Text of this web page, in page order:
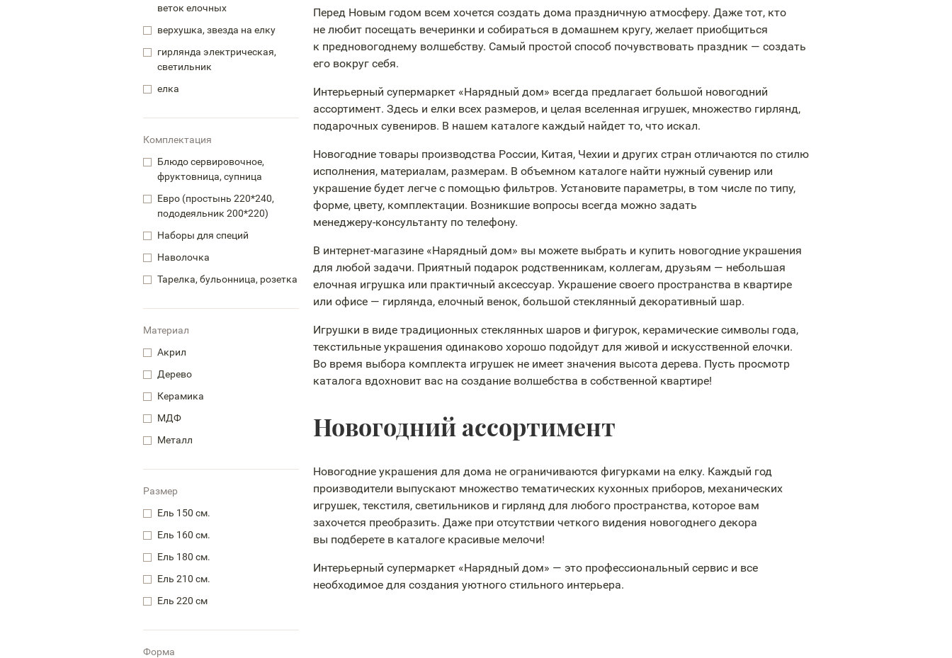
Перед Новым годом всем хочется создать дома праздничную атмосферу. Даже тот, кто
не любит посещать вечеринки и собираться в домашнем кругу, желает приобщиться
к предновогоднему волшебству. Самый простой способ почувствовать праздник — создать
его вокруг себя.
Интерьерный супермаркет «Нарядный дом» всегда предлагает большой новогодний
ассортимент. Здесь и елки всех размеров, и целая вселенная игрушек, множество гирлянд,
подарочных сувениров. В нашем каталоге каждый найдет то, что искал.
Новогодние товары производства России, Китая, Чехии и других стран отличаются по стилю
исполнения, материалам, размерам. В объемном каталоге найти нужный сувенир или
украшение будет легче с помощью фильтров. Установите параметры, в том числе по типу,
форме, цвету, комплектации. Возникшие вопросы всегда можно задать
менеджеру-консультанту по телефону.
В интернет-магазине «Нарядный дом» вы можете выбрать и купить новогодние украшения
для любой задачи. Приятный подарок родственникам, коллегам, друзьям — небольшая
елочная игрушка или практичный аксессуар. Украшение своего пространства в квартире
или офисе — гирлянда, елочный венок, большой стеклянный декоративный шар.
Игрушки в виде традиционных стеклянных шаров и фигурок, керамические символы года,
текстильные украшения одинаково хорошо подойдут для живой и искусственной елочки.
Во время выбора комплекта игрушек не имеет значения высота дерева. Пусть просмотр
каталога вдохновит вас на создание волшебства в собственной квартире!
Новогодний ассортимент
Новогодние украшения для дома не ограничиваются фигурками на елку. Каждый год
производители выпускают множество тематических кухонных приборов, механических
игрушек, текстиля, светильников и гирлянд для любого пространства, которое вам
захочется преобразить. Даже при отсутствии четкого видения новогоднего декора
вы подберете в каталоге красивые мелочи!
Интерьерный супермаркет «Нарядный дом» — это профессиональный сервис и все
необходимое для создания уютного стильного интерьера.
веток елочных
верхушка, звезда на елку
гирлянда электрическая,
светильник
елка
Комплектация
Блюдо сервировочное,
фруктовница, супница
Евро (простынь 220*240,
пододеяльник 200*220)
Наборы для специй
Наволочка
Тарелка, бульонница, розетка
Материал
Акрил
Дерево
Керамика
МДФ
Металл
Размер
Ель 150 см.
Ель 160 см.
Ель 180 см.
Ель 210 см.
Ель 220 см
Форма